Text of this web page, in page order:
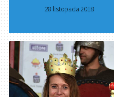
28 listopada 2018